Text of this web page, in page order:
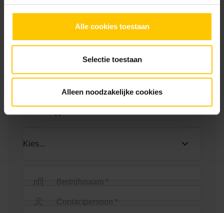
Alle cookies toestaan
Selectie toestaan
Alleen noodzakelijke cookies
zijuitloop
Euroline goot 100cm
Euroline goot 1000mm +
Toon meer
Neem contact op
Bedrijfsnaam *
Contactpersoon *